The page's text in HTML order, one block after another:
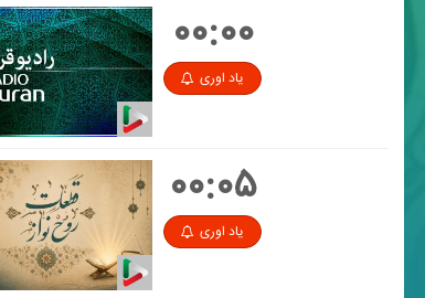
۰۰:۰۰
یاد اوری
۰۰:۰۵
یاد اوری